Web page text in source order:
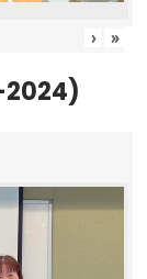
› »
2024)